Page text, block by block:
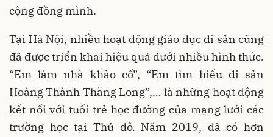
cộng đồng mình.
Tại Hà Nội, nhiều hoạt động giáo dục di sản cũng
đã được triển khai hiệu quả dưới nhiều hình thức.
“Em làm nhà khảo cổ”, “Em tìm hiểu di sản
Hoàng Thành Thăng Long”,… là những hoạt động
kết nối với tuổi trẻ học đường của mạng lưới các
trường học tại Thủ đô. Năm 2019, đã có hơn